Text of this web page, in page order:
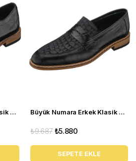
Büyük Numara Erkek Klasik Rugan Ayakkabı - P20213 Siyah Rugan Büyük Numara Erkek Klasik Ayakkabı - TR121 Siyah Baskılı
₺5.880
₺9.687
SEPETE EKLE